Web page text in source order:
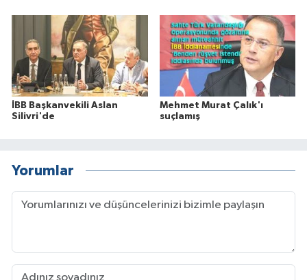
İBB Başkanvekili Aslan
Silivri'de
Mehmet Murat Çalık'ı
suçlamış
Yorumlar